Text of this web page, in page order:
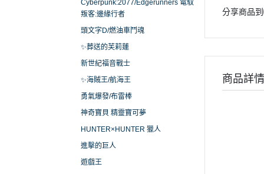
Cyberpunk:2077/Edgerunners 電馭
叛客:邊緣行者
頭文字D/燃油車鬥魂
✨葬送的芙莉蓮
新世紀福音戰士
✨海賊王/航海王
勇氣爆發/布雷棒
神奇寶貝 精靈寶可夢
HUNTER×HUNTER 獵人
進擊的巨人
遊戲王
分享商品到
商品詳情